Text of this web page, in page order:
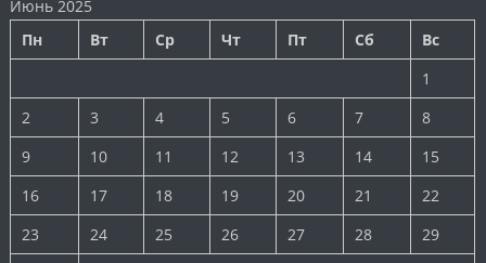
Июнь 2025
Пн
Вт Ср Чт Пт Сб
Вс
1
2
3 4 5 6 7
8
9
10 11 12 13 14
15
16
17 18 19 20 21
22
23
24 25 26 27 28
29